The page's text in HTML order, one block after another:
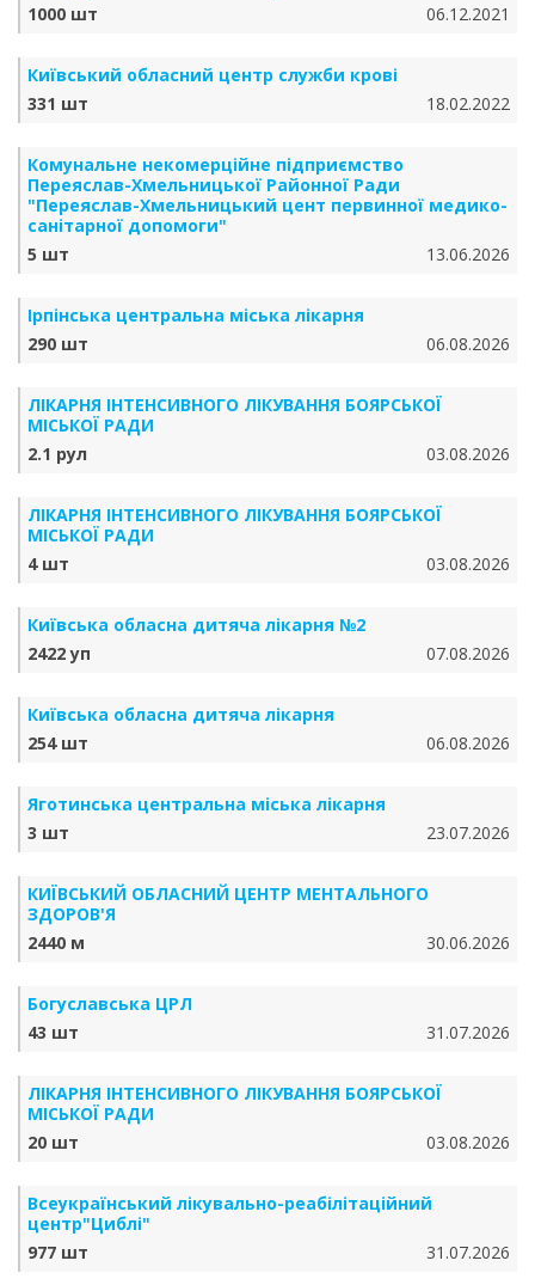
1000 шт
06.12.2021
Київський обласний центр служби крові
331 шт
18.02.2022
Комунальне некомерційне підприємство
Переяслав-Хмельницької Районної Ради
"Переяслав-Хмельницький цент первинної медико-
санітарної допомоги"
5 шт
13.06.2026
Ірпінська центральна міська лікарня
290 шт
06.08.2026
ЛІКАРНЯ ІНТЕНСИВНОГО ЛІКУВАННЯ БОЯРСЬКОЇ
МІСЬКОЇ РАДИ
2.1 рул
03.08.2026
ЛІКАРНЯ ІНТЕНСИВНОГО ЛІКУВАННЯ БОЯРСЬКОЇ
МІСЬКОЇ РАДИ
4 шт
03.08.2026
Київська обласна дитяча лікарня №2
2422 уп
07.08.2026
Київська обласна дитяча лікарня
254 шт
06.08.2026
Яготинська центральна міська лікарня
3 шт
23.07.2026
КИЇВСЬКИЙ ОБЛАСНИЙ ЦЕНТР МЕНТАЛЬНОГО
ЗДОРОВ'Я
2440 м
30.06.2026
Богуславська ЦРЛ
43 шт
31.07.2026
ЛІКАРНЯ ІНТЕНСИВНОГО ЛІКУВАННЯ БОЯРСЬКОЇ
МІСЬКОЇ РАДИ
20 шт
03.08.2026
Всеукраїнський лікувально-реабілітаційний
центр"Циблі"
977 шт
31.07.2026